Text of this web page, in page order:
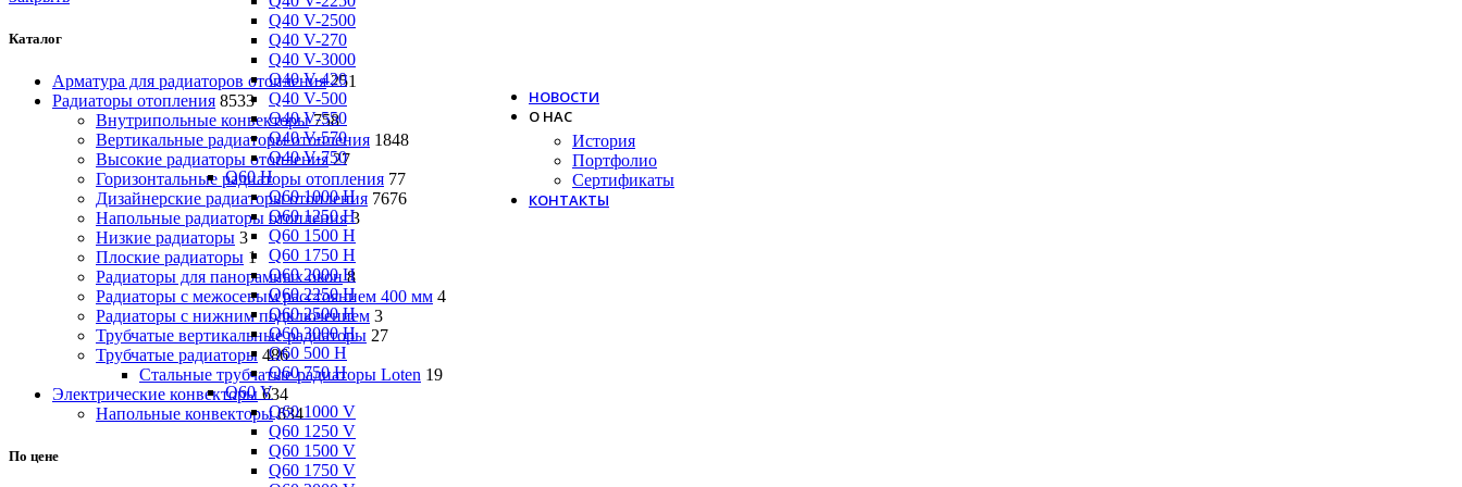
Q40 V-2500
Q40 V-270
Q40 V-3000
Q40 V-420
Q40 V-500
Q40 V-550
Q40 V-570
Q40 V-750
Q60 H
Q60 1000 H
Q60 1250 H
Q60 1500 H
Q60 1750 H
Q60 2000 H
Q60 2250 H
Q60 2500 H
Q60 3000 H
Q60 500 H
Q60 750 H
Q60 V
Q60 1000 V
Q60 1250 V
Q60 1500 V
Q60 1750 V
НОВОСТИ
О НАС
История
Портфолио
Сертификаты
КОНТАКТЫ
Каталог
Арматура для радиаторов отопления 251
Радиаторы отопления 8533
Внутрипольные конвекторы 758
Вертикальные радиаторы отопления 1848
Высокие радиаторы отопления 27
Горизонтальные радиаторы отопления 77
Дизайнерские радиаторы отопления 7676
Напольные радиаторы отопления 3
Низкие радиаторы 3
Плоские радиаторы 1
Радиаторы для панорамных окон 8
Радиаторы с межосевым расстоянием 400 мм 4
Радиаторы с нижним подключением 3
Трубчатые вертикальные радиаторы 27
Трубчатые радиаторы 486
Cтальные трубчатые радиаторы Loten 19
Электрические конвекторы 634
Напольные конвекторы 634
По цене